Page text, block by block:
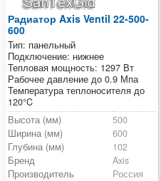
Радиатор Axis Ventil 22-500-
600
Тип: панельный
Подключение: нижнее
Тепловая мощность: 1297 Вт
Рабочее давление до 0.9 Мпа
Температура теплоносителя до
120°C
Высота (мм)
500
Ширина (мм)
600
Глубина (мм)
102
Бренд
Axis
Производитель
Россия